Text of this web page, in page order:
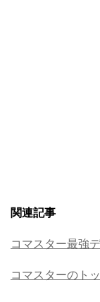
関連記事
コマスター最強
コマスターのト